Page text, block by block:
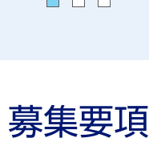
募集要項